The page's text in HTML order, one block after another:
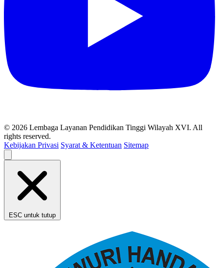
© 2026 Lembaga Layanan Pendidikan Tinggi Wilayah XVI. All
rights reserved.
Kebijakan Privasi Syarat & Ketentuan Sitemap
ESC untuk tutup